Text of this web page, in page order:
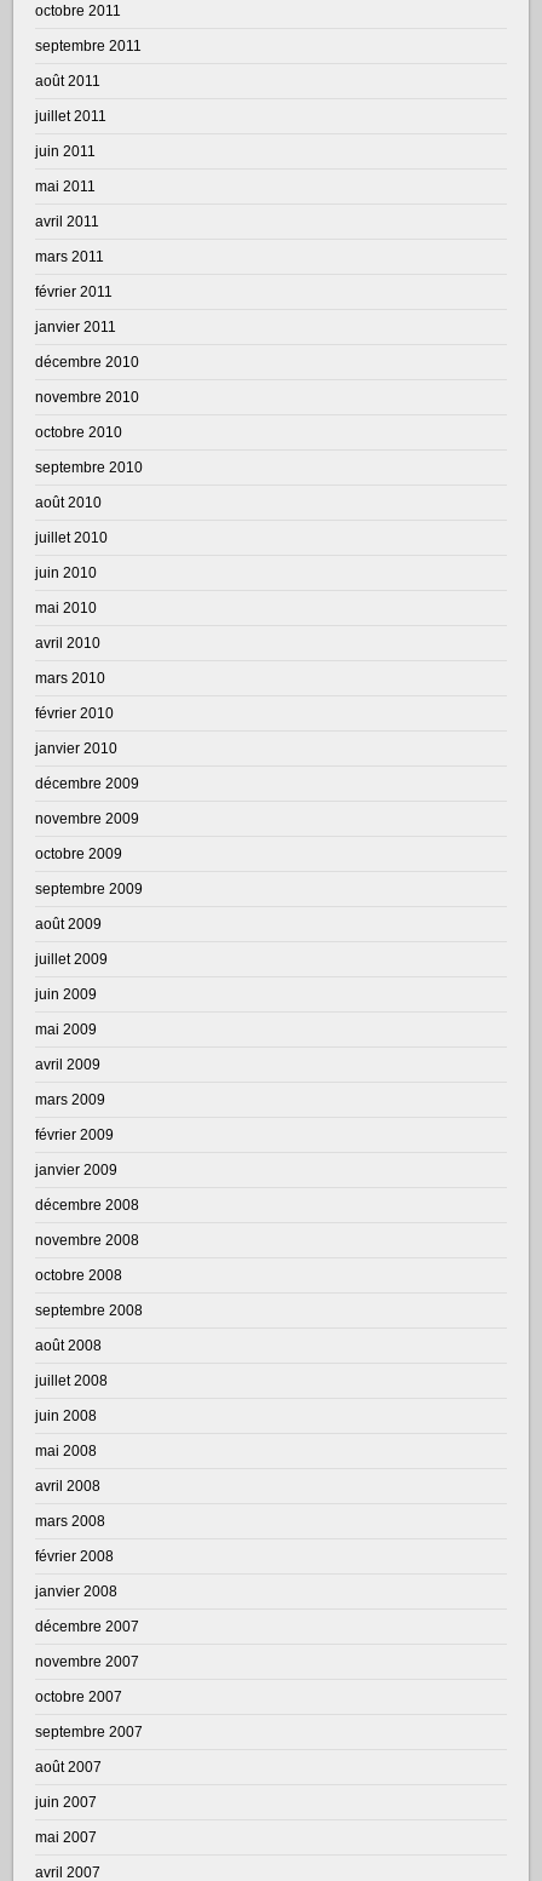
octobre 2011
septembre 2011
août 2011
juillet 2011
juin 2011
mai 2011
avril 2011
mars 2011
février 2011
janvier 2011
décembre 2010
novembre 2010
octobre 2010
septembre 2010
août 2010
juillet 2010
juin 2010
mai 2010
avril 2010
mars 2010
février 2010
janvier 2010
décembre 2009
novembre 2009
octobre 2009
septembre 2009
août 2009
juillet 2009
juin 2009
mai 2009
avril 2009
mars 2009
février 2009
janvier 2009
décembre 2008
novembre 2008
octobre 2008
septembre 2008
août 2008
juillet 2008
juin 2008
mai 2008
avril 2008
mars 2008
février 2008
janvier 2008
décembre 2007
novembre 2007
octobre 2007
septembre 2007
août 2007
juin 2007
mai 2007
avril 2007